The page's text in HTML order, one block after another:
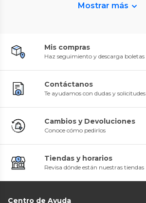
Mostrar más
Mis compras
Haz seguimiento y descarga boletas
Contáctanos
Te ayudamos con dudas y solicitudes
Cambios y Devoluciones
Conoce cómo pedirlos
Tiendas y horarios
Revisa dónde están nuestras tiendas
Centro de Ayuda